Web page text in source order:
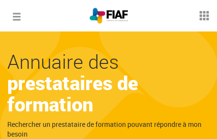
Toggle
Annuaire des
prestataires de
formation
Rechercher un prestataire de formation pouvant répondre à mon
besoin